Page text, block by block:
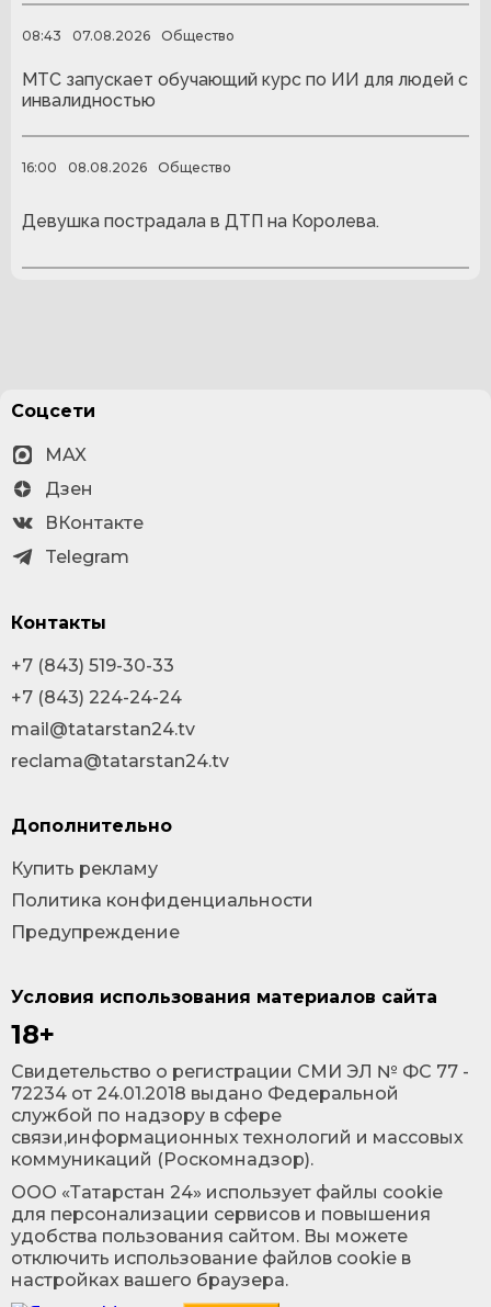
08:43 07.08.2026 Общество
МТС запускает обучающий курс по ИИ для людей с
инвалидностью
16:00 08.08.2026 Общество
Девушка пострадала в ДТП на Королева.
Условия использования материалов сайта
18+
Cвидетельство о регистрации СМИ ЭЛ № ФС 77 -
72234 от 24.01.2018 выдано Федеральной
службой по надзору в сфере
связи,информационных технологий и массовых
коммуникаций (Роскомнадзор).
ООО «Татарстан 24» использует файлы cookie
для персонализации сервисов и повышения
удобства пользования сайтом. Вы можете
отключить использование файлов cookie в
настройках вашего браузера.
Соцсети
MAX
Дзен
ВКонтакте
Telegram
Контакты
+7 (843) 519-30-33
+7 (843) 224-24-24
mail@tatarstan24.tv
reclama@tatarstan24.tv
Дополнительно
Купить рекламу
Политика конфиденциальности
Предупреждение